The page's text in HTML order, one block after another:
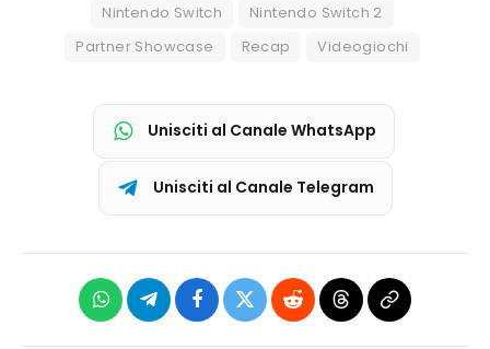
Nintendo Switch
Nintendo Switch 2
Partner Showcase
Recap Videogiochi
Unisciti al Canale WhatsApp
Unisciti al Canale Telegram
WhatsAppTelegramFacebook
X
RedditThreadsCopia